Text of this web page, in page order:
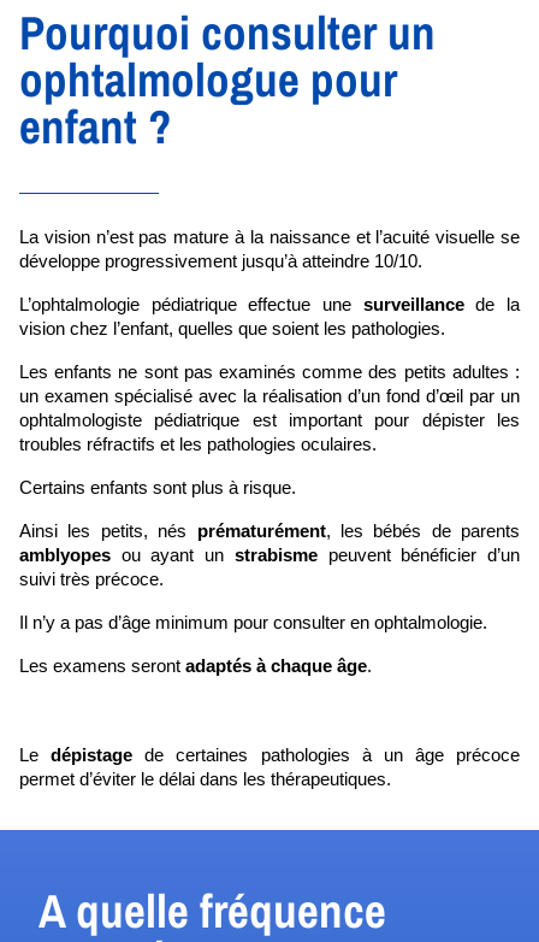
Pourquoi consulter un
ophtalmologue pour
enfant ?
La vision n’est pas mature à la naissance et l’acuité visuelle se
développe progressivement jusqu’à atteindre 10/10.
L’ophtalmologie pédiatrique effectue une surveillance de la
vision chez l’enfant, quelles que soient les pathologies.
Les enfants ne sont pas examinés comme des petits adultes :
un examen spécialisé avec la réalisation d’un fond d’œil par un
ophtalmologiste pédiatrique est important pour dépister les
troubles réfractifs et les pathologies oculaires.
Certains enfants sont plus à risque.
Ainsi les petits, nés prématurément
amblyopes ou ayant un strabisme peuvent bénéficier d’un
suivi très précoce.
Il n’y a pas d’âge minimum pour consulter en ophtalmologie.
Les examens seront adaptés à chaque âge.
Le dépistage de certaines pathologies à un âge précoce
permet d’éviter le délai dans les thérapeutiques.
A quelle fréquence